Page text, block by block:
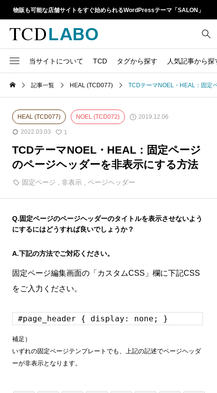
物販も可能な店舗サイトをすぐ始められるWordPressテーマ「SALON」
当サイトについて TCD タグから探す 人気記事から探
1カラム
Google Map 20
Gutenberg
h1 14
iframe 17
meta description 21
retinaディスプレイ
SNSアイコン
TCDクラシックエディタ
TCD LABOとは
TCDテーマ一覧
ファイルの編集方法
WordPressテーマ比較
人気ランキング
アップデート情報
よくあるご質問
記事一覧 HEAL (TCD077) TCDテーマNOEL・HEAL：固定
HEAL (TCD077) NOEL (TCD072) 2019.12.06
2022.03.03 1
TCDテーマNOEL・HEAL：固定ページ
のページヘッダーを非表示にする方法
固定ページ , 非表示 , ページヘッダー
Q.固定ページのページヘッダーのタイトルを表示させないよう
にするにはどうすれば良いでしょうか？
A.下記の方法でご対応ください。
固定ページ編集画面の「カスタムCSS」欄に下記CSS
をご入力ください。
#page_header { display: none; }
補足）
いずれの固定ページテンプレートでも、上記の記述でページヘッダ
ーが非表示となります。